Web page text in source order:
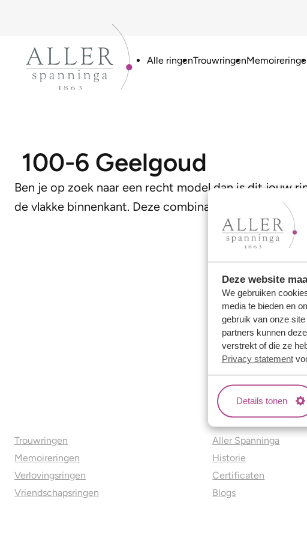
Deze website
We gebruiken
media te bieden en
gebruik van onze
partners kunnen
verstrekt of die ze
Privacy statement
Details tonen
Alle ringenTrouwringen
100-6 Geelgoud
Ben je op zoek naar een recht model dan is dit jouw
de vlakke binnenkant. Deze combinatie zorgt voor een
Trouwringen
Memoireringen
Verlovingsringen
Vriendschapsringen
Over ons
Aller Spanninga
Historie
Certificaten
Blogs